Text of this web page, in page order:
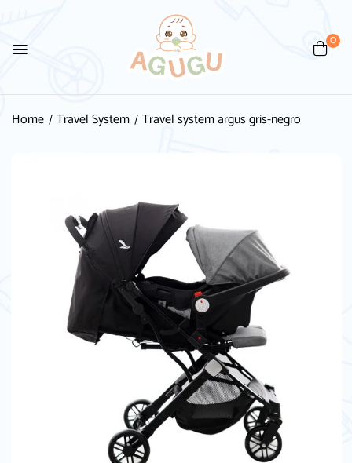
0
Home Travel System Travel system argus gris-negro